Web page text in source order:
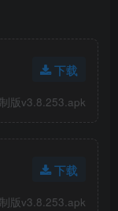
下载
版v3.8.253.apk
下载
版v3.8.253.apk